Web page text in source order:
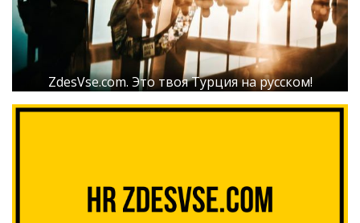
ZdesVse.com. Это твоя Турция на русском!